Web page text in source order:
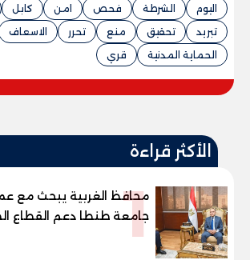
اليوم
الشرطة فحص امن كابل
تبريد
تحقيق منع تحرر الاسعاف
الحماية المدنية
قري
الأكثر قراءة
1
محافظ الغربية يبحث مع
جامعة طنطا دعم القطاع
الاستفادة من الخبرات